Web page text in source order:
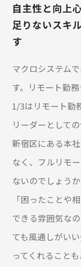
自主性と向上
足りないスキ
す
マクロシステム
す。リモート勤
1/3はリモート勤
リーダーとして
新宿区にある本
なく、フルリモ
ないのでしょうか
「困ったことや
できる雰囲気な
ても風通しがい
ってくれること